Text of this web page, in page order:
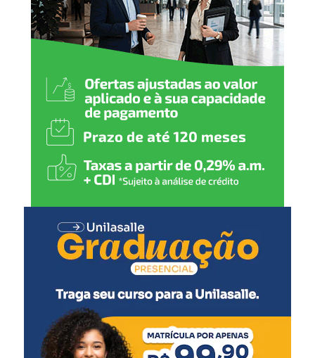
nossas próprias práticas,
sempre buscamos as
melhores formas de
disseminar o tema. Unindo
ações lúdicas à educação
ambiental, essa ativação
contribui na
conscientização sobre
sustentabilidade e
aproxima o público de um
importante modelo de
consumo”, afirma Fabiana
Taislam, Head de
Comunicação Externa e ESG
da companhia.